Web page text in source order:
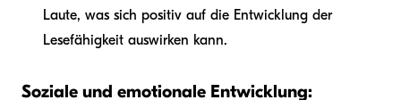
Laute, was sich positiv auf die Entwicklung der
Lesefähigkeit auswirken kann.
Soziale und emotionale Entwicklung: